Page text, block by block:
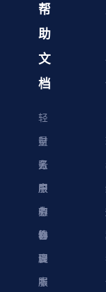
帮
助
文
档
轻
量
云
服
务
器
财
务
中
心
账
户
中
心
服
务
协
议
软
件
脚
本
物
理
服
云
服